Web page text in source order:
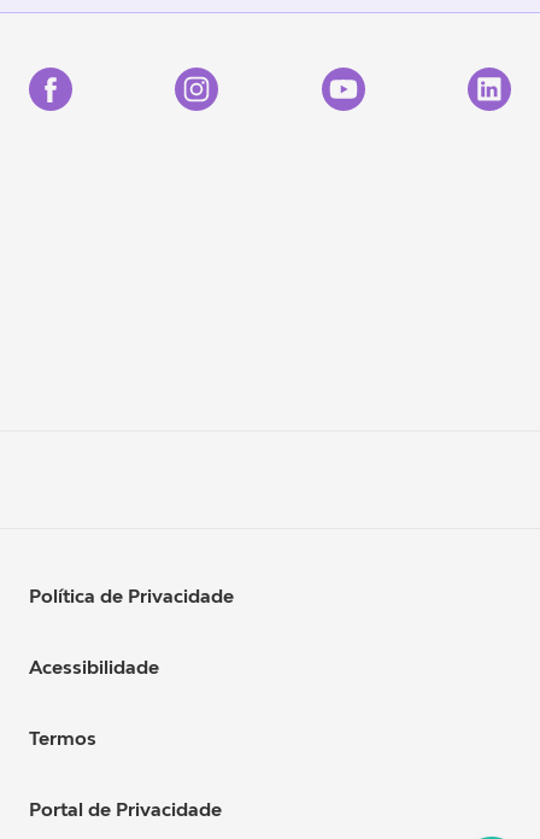
Política de Privacidade
Acessibilidade
Termos
Portal de Privacidade